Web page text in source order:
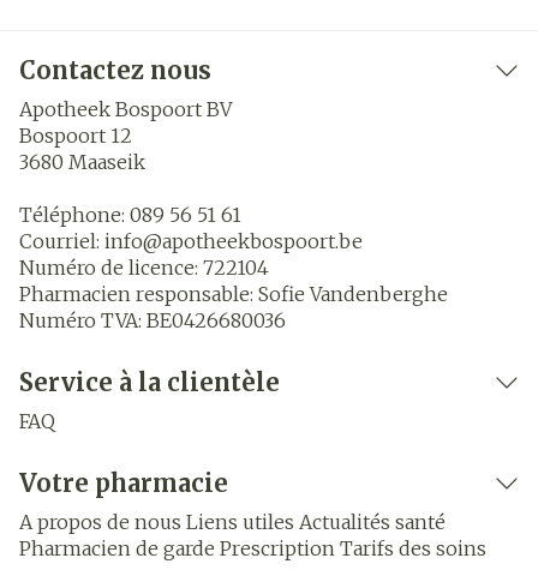
Contactez nous
Apotheek Bospoort BV
Bospoort 12
3680 Maaseik
Téléphone: 089 56 51 61
Courriel: info@apotheekbospoort.be
Numéro de licence: 722104
Pharmacien responsable: Sofie Vandenberghe
Numéro TVA: BE0426680036
Service à la clientèle
FAQ
Votre pharmacie
A propos de nous Liens utiles Actualités santé
Pharmacien de garde Prescription Tarifs des soins